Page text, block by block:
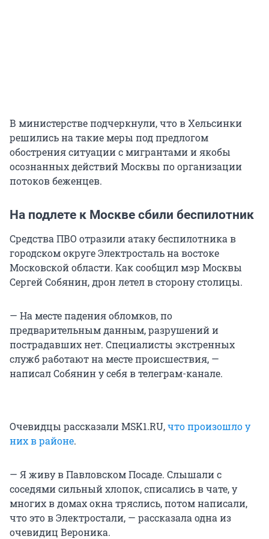
В министерстве подчеркнули, что в Хельсинки
решились на такие меры под предлогом
обострения ситуации с мигрантами и якобы
осознанных действий Москвы по организации
потоков беженцев.
На подлете к Москве сбили беспилотник
Средства ПВО отразили атаку беспилотника в
городском округе Электросталь на востоке
Московской области. Как сообщил мэр Москвы
Сергей Собянин, дрон летел в сторону столицы.
— На месте падения обломков, по
предварительным данным, разрушений и
пострадавших нет. Специалисты экстренных
служб работают на месте происшествия, —
написал Собянин у себя в телеграм-канале.
Очевидцы рассказали MSK1.RU,что произошло у
них в районе.
— Я живу в Павловском Посаде. Слышали с
соседями сильный хлопок, списались в чате, у
многих в домах окна тряслись, потом написали,
что это в Электростали, — рассказала одна из
очевидиц Вероника.